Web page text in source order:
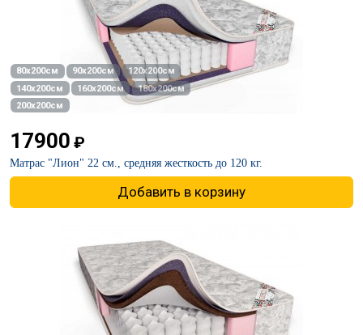
80х200см 90х200см
120х200см
140х200см
160х200см
180х200см
200х200см
17900 ₽
Матрас "Лион" 22 см., средняя жесткость до 120 кг.
Добавить в корзину